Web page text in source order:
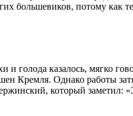
большевиков, потому как
и голода казалось, мягко
Кремля. Однако работы
который заметил: